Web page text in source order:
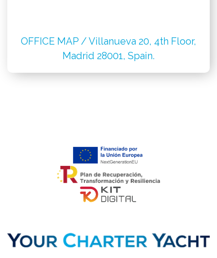
OFFICE MAP / Villanueva 20, 4th Floor,
Madrid 28001, Spain.